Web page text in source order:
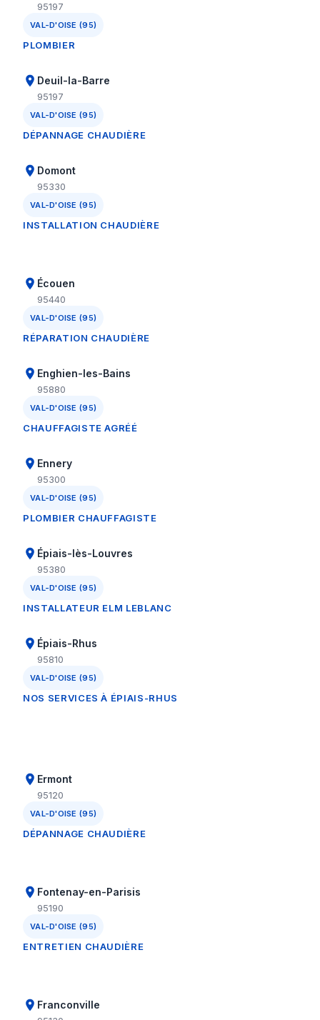
95197
VAL-D'OISE (95)
PLOMBIER
Deuil-la-Barre
95197
VAL-D'OISE (95)
DÉPANNAGE CHAUDIÈRE
Domont
95330
VAL-D'OISE (95)
INSTALLATION CHAUDIÈRE
Écouen
95440
VAL-D'OISE (95)
RÉPARATION CHAUDIÈRE
Enghien-les-Bains
95880
VAL-D'OISE (95)
CHAUFFAGISTE AGRÉÉ
Ennery
95300
VAL-D'OISE (95)
PLOMBIER CHAUFFAGISTE
Épiais-lès-Louvres
95380
VAL-D'OISE (95)
INSTALLATEUR ELM LEBLANC
Épiais-Rhus
95810
VAL-D'OISE (95)
NOS SERVICES À ÉPIAIS-RHUS
Ermont
95120
VAL-D'OISE (95)
DÉPANNAGE CHAUDIÈRE
Fontenay-en-Parisis
95190
VAL-D'OISE (95)
ENTRETIEN CHAUDIÈRE
Franconville